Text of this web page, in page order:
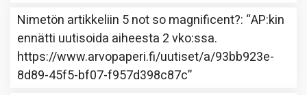
Nimetön artikkeliin 5 not so magnificent?: “AP:kin
ennätti uutisoida aiheesta 2 vko:ssa.
https://www.arvopaperi.fi/uutiset/a/93bb923e-
8d89-45f5-bf07-f957d398c87c”